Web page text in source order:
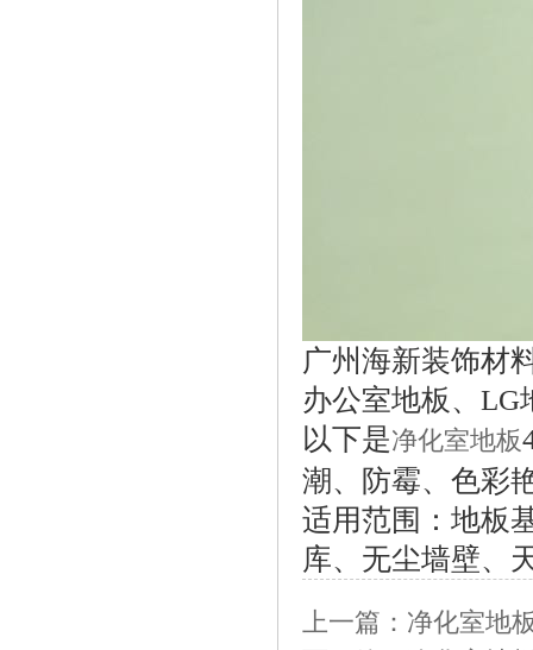
广州海新装饰材
办公室地板、LG
以下是净化室地板
潮、防霉、色彩
适用范围：地板
库、无尘墙壁、
上一篇：净化室地